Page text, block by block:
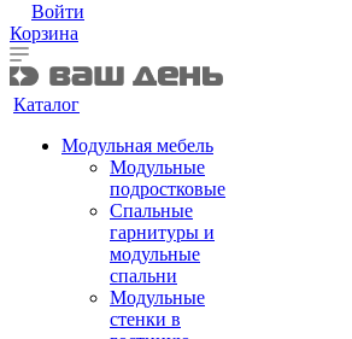
Войти
Корзина
Каталог
Модульная мебель
Модульные
подростковые
Спальные
гарнитуры и
модульные
спальни
Модульные
стенки в